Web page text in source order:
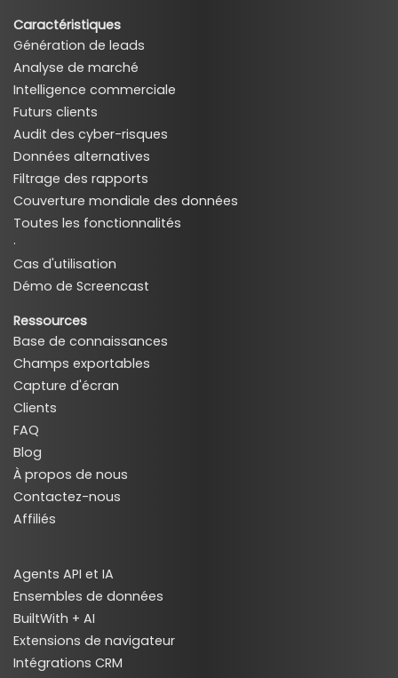
Caractéristiques
Génération de leads
Analyse de marché
Intelligence commerciale
Futurs clients
Audit des cyber-risques
Données alternatives
Filtrage des rapports
Couverture mondiale des données
Toutes les fonctionnalités
·
Cas d'utilisation
Démo de Screencast
Ressources
Base de connaissances
Champs exportables
Capture d'écran
Clients
FAQ
Blog
À propos de nous
Contactez-nous
Affiliés
Agents API et IA
Ensembles de données
BuiltWith + AI
Extensions de navigateur
Intégrations CRM